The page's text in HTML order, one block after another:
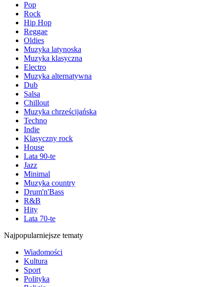
Pop
Rock
Hip Hop
Reggae
Oldies
Muzyka latynoska
Muzyka klasyczna
Electro
Muzyka alternatywna
Dub
Salsa
Chillout
Muzyka chrześcijańska
Techno
Indie
Klasyczny rock
House
Lata 90-te
Jazz
Minimal
Muzyka country
Drum'n'Bass
R&B
Hity
Lata 70-te
Najpopularniejsze tematy
Wiadomości
Kultura
Sport
Polityka